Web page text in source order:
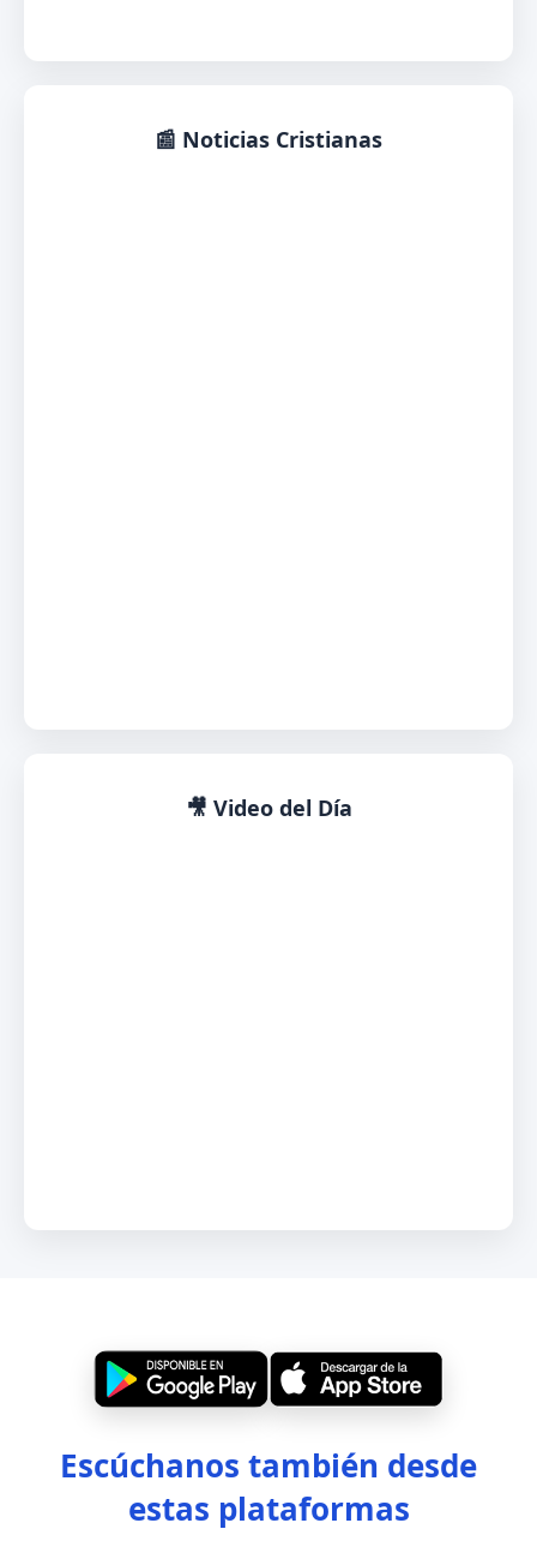
📰 Noticias Cristianas
🎥 Video del Día
Escúchanos también desde
estas plataformas